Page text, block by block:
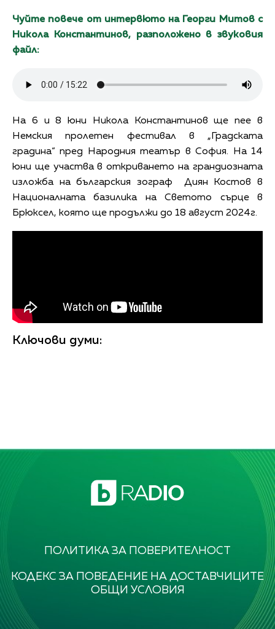
Чуйте повече от интервюто на Георги Митов с
Никола Константинов, разположено в звуковия
файл:
На 6 и 8 юни Никола Константинов ще пее в
Немския пролетен фестивал в „Градската
градина“ пред Народния театър в София. На 14
юни ще участва в откриването на грандиозната
изложба на българския зограф Диян Костов в
Националната базилика на Светото сърце в
Брюксел, която ще продължи до 18 август 2024г.
Ключови думи:
ПОЛИТИКА ЗА ПОВЕРИТЕЛНОСТ
КОДЕКС ЗА ПОВЕДЕНИЕ НА ДОСТАВЧИЦИТЕ
ОБЩИ УСЛОВИЯ